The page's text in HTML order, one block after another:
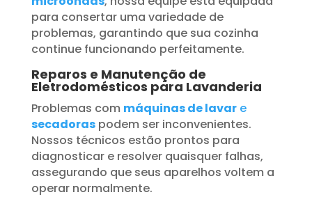
para consertar uma variedade de
problemas, garantindo que sua cozinha
continue funcionando perfeitamente.
Reparos e Manutenção de
Eletrodomésticos para Lavanderia
Problemas com máquinas de lavare
secadoraspodem ser inconvenientes.
Nossos técnicos estão prontos para
diagnosticar e resolver quaisquer falhas,
assegurando que seus aparelhos voltem a
operar normalmente.